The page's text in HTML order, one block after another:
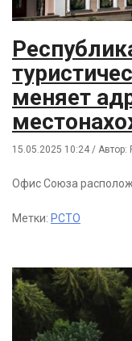
меняет
15.05.2025 10:24 / Автор:
Офис Союза
Метки: РСТО